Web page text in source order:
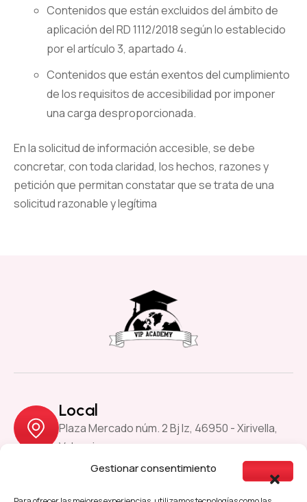
Gestionar consentimiento
Contenidos que están excluidos del ámbito de
aplicación del RD 1112/2018 según lo establecido
por el artículo 3, apartado 4.
Contenidos que están exentos del cumplimiento
de los requisitos de accesibilidad por imponer
una carga desproporcionada.
En la solicitud de información accesible, se debe
concretar, con toda claridad, los hechos, razones y
petición que permitan constatar que se trata de una
solicitud razonable y legítima
Local
Plaza Mercado núm. 2 Bj Iz, 46950 - Xirivella,
Valencia